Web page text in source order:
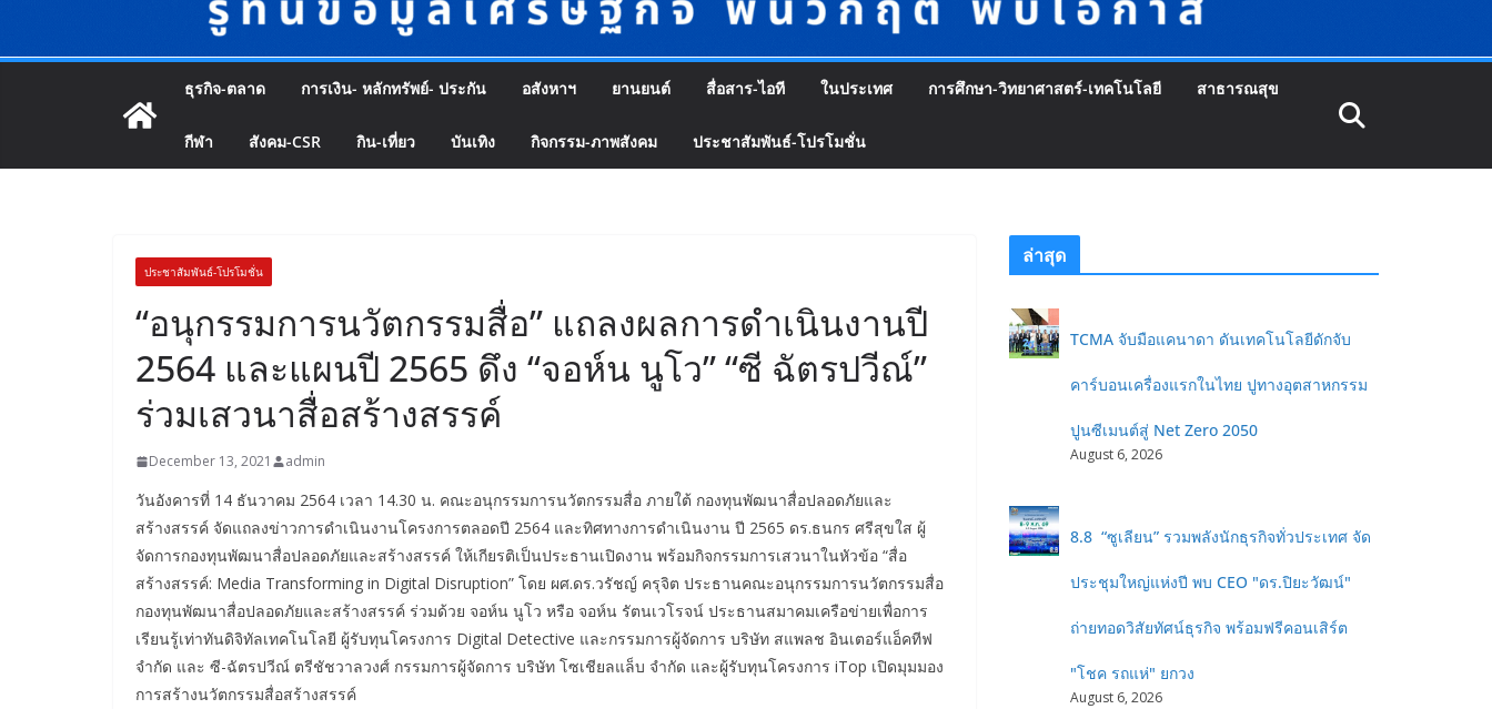
ธุรกิจ-ตลาด การเงิน- หลักทรัพย์- ประกัน อสังหาฯ ยานยนต์ สื่อสาร-ไอที ในประเทศ การศึกษา-วิทยาศาสตร์-เทคโนโลยี สาธารณสุข
กีฬา สังคม-CSR กิน-เที่ยว บันเทิง กิจกรรม-ภาพสังคม ประชาสัมพันธ์-โปรโมชั่น
ประชาสัมพันธ์-โปรโมชั่น
“อนุกรรมการนวัตกรรมสื่อ” แถลงผลการดำเนินงานปี
2564 และแผนปี 2565 ดึง “จอห์น นูโว” “ซี ฉัตรปวีณ์”
ร่วมเสวนาสื่อสร้างสรรค์
December 13, 2021 admin
วันอังคารที่ 14 ธันวาคม 2564 เวลา 14.30 น. คณะอนุกรรมการนวัตกรรมสื่อ ภายใต้ กองทุนพัฒนาสื่อปลอดภัยและ
สร้างสรรค์ จัดแถลงข่าวการดำเนินงานโครงการตลอดปี 2564 และทิศทางการดำเนินงาน ปี 2565 ดร.ธนกร ศรีสุขใส ผู้
จัดการกองทุนพัฒนาสื่อปลอดภัยและสร้างสรรค์ ให้เกียรติเป็นประธานเปิดงาน พร้อมกิจกรรมการเสวนาในหัวข้อ “สื่อ
สร้างสรรค์: Media Transforming in Digital Disruption” โดย ผศ.ดร.วรัชญ์ ครุจิต ประธานคณะอนุกรรมการนวัตกรรมสื่อ
กองทุนพัฒนาสื่อปลอดภัยและสร้างสรรค์ ร่วมด้วย จอห์น นูโว หรือ จอห์น รัตนเวโรจน์ ประธานสมาคมเครือข่ายเพื่อการ
เรียนรู้เท่าทันดิจิทัลเทคโนโลยี ผู้รับทุนโครงการ Digital Detective และกรรมการผู้จัดการ บริษัท สแพลช อินเตอร์แอ็คทีฟ
จำกัด และ ซี-ฉัตรปวีณ์ ตรีชัชวาลวงศ์ กรรมการผู้จัดการ บริษัท โซเชียลแล็บ จำกัด และผู้รับทุนโครงการ iTop เปิดมุมมอง
การสร้างนวัตกรรมสื่อสร้างสรรค์
ล่าสุด
TCMA จับมือแคนาดา ดันเทคโนโลยีดักจับ
คาร์บอนเครื่องแรกในไทย ปูทางอุตสาหกรรม
ปูนซีเมนต์สู่ Net Zero 2050
August 6, 2026
8.8 “ซูเลียน” รวมพลังนักธุรกิจทั่วประเทศ จัด
ประชุมใหญ่แห่งปี พบ CEO "ดร.ปิยะวัฒน์"
ถ่ายทอดวิสัยทัศน์ธุรกิจ พร้อมฟรีคอนเสิร์ต
"โชค รถแห่" ยกวง
August 6, 2026